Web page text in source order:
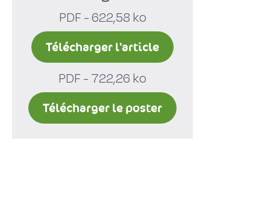
PDF - 622,58 ko
Télécharger l'article
PDF - 722,26 ko
Télécharger le poster